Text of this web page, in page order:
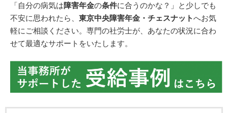
「自分の病気は障害年金の条件に合うのかな？」と少しでも
不安に思われたら、 東京中央障害年金・チェスナットへお気
軽にご相談ください。専門の社労士が、あなたの状況に合わ
せて最適なサポートをいたします。